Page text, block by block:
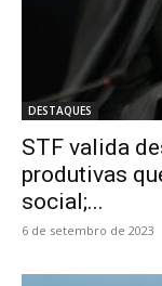
DESTAQUES
STF valida
produtivas
social;...
6 de setembro de 2023